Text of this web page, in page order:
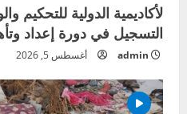
لأكاديمية الدولية للتحكيم
التسجيل في دورة إعداد
admin أغسطس 5, 2026